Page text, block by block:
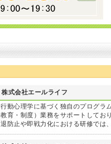
株式会社エールライフ
行動心理学に基づく独自のプログラ
教育・制度）業務をサポートしてお
退防止や即戦力化における研修では